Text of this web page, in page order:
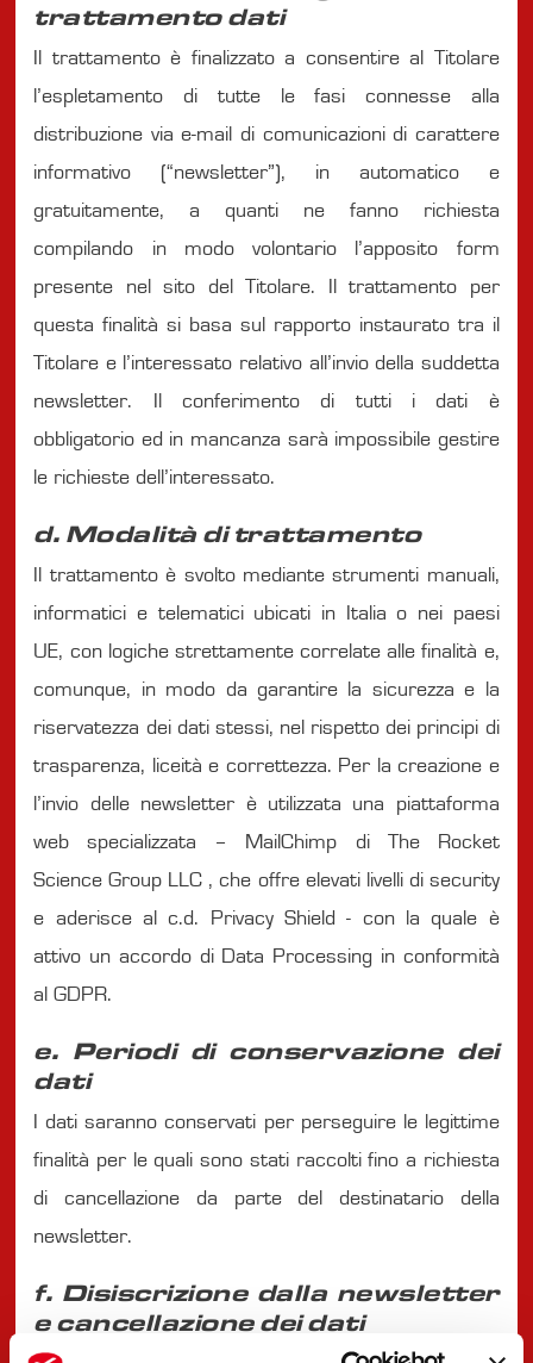
trattamento dati
Il trattamento è finalizzato a consentire al Titolare
l’espletamento di tutte le fasi connesse alla
distribuzione via e-mail di comunicazioni di carattere
informativo (“newsletter”), in automatico e
gratuitamente, a quanti ne fanno richiesta
compilando in modo volontario l’apposito form
presente nel sito del Titolare. Il trattamento per
questa finalità si basa sul rapporto instaurato tra il
Titolare e l’interessato relativo all’invio della suddetta
newsletter. Il conferimento di tutti i dati è
obbligatorio ed in mancanza sarà impossibile gestire
le richieste dell’interessato.
d. Modalità di trattamento
Il trattamento è svolto mediante strumenti manuali,
informatici e telematici ubicati in Italia o nei paesi
UE, con logiche strettamente correlate alle finalità e,
comunque, in modo da garantire la sicurezza e la
riservatezza dei dati stessi, nel rispetto dei principi di
trasparenza, liceità e correttezza. Per la creazione e
l’invio delle newsletter è utilizzata una piattaforma
web specializzata – MailChimp di The Rocket
Science Group LLC , che offre elevati livelli di security
e aderisce al c.d. Privacy Shield - con la quale è
attivo un accordo di Data Processing in conformità
al GDPR.
e. Periodi di conservazione dei
dati
I dati saranno conservati per perseguire le legittime
finalità per le quali sono stati raccolti fino a richiesta
di cancellazione da parte del destinatario della
newsletter.
f. Disiscrizione dalla newsletter
e cancellazione dei dati